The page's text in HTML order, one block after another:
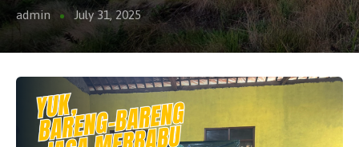
admin July 31, 2025